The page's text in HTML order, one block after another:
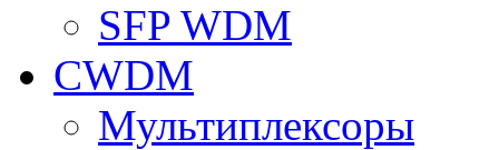
SFP WDM
CWDM
Мультиплексоры